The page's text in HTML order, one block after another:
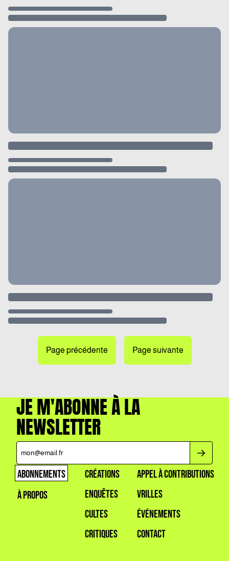
Page précédente Page suivante
JE M'ABONNE À LA
NEWSLETTER
ABONNEMENTS
À PROPOS
CRÉATIONS
ENQUÊTES
CULTES
CRITIQUES
APPEL À CONTRIBUTIONS
VRILLES
ÉVÉNEMENTS
CONTACT